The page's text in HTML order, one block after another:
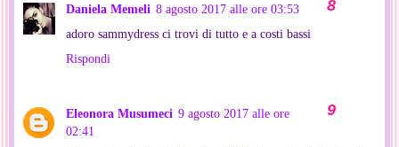
Daniela Memeli 8 agosto 2017 alle ore 03:53
adoro sammydress ci trovi di tutto e a costi bassi
Rispondi
Eleonora Musumeci 9 agosto 2017 alle ore
02:41